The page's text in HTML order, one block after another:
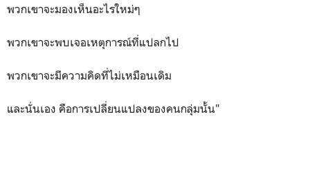
พวกเขาจะมองเห็นอะไรใหม่ๆ
พวกเขาจะพบเจอเหตุการณ์ที่แปลกไป
พวกเขาจะมีความคิดที่ไม่เหมือนเดิม
และนั่นเอง คือการเปลี่ยนแปลงของคนกลุ่มนั้น"